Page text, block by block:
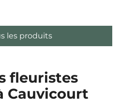
les produits
fleuristes
Cauvicourt